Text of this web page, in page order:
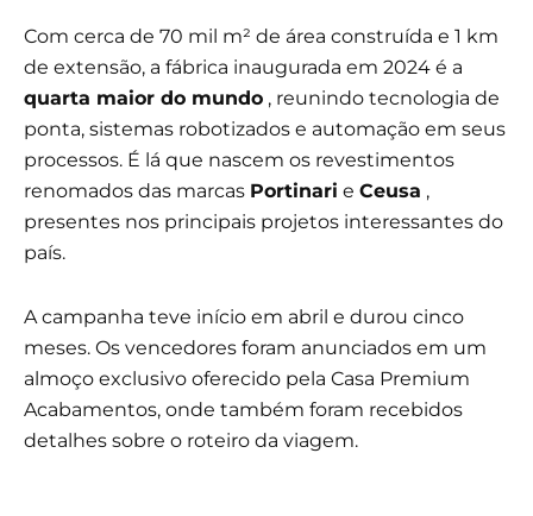
Com cerca de 70 mil m² de área construída e 1 km
de extensão, a fábrica inaugurada em 2024 é a
quarta maior do mundo , reunindo tecnologia de
ponta, sistemas robotizados e automação em seus
processos. É lá que nascem os revestimentos
renomados das marcas Portinari e Ceusa ,
presentes nos principais projetos interessantes do
país.
A campanha teve início em abril e durou cinco
meses. Os vencedores foram anunciados em um
almoço exclusivo oferecido pela Casa Premium
Acabamentos, onde também foram recebidos
detalhes sobre o roteiro da viagem.